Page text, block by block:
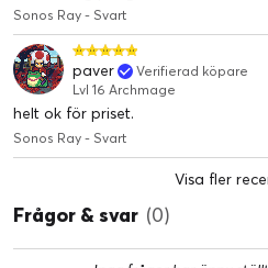
Tydlig dialog
Missa aldrig ett enda ord. Ray
ljudtekniker från Hollywood så
Sonos Ray - Svart
paver
Verifierad köpare
Lvl 16 Archmage
helt ok för priset.
Sonos Ray - Svart
Visa fler
Frågor & svar (0)